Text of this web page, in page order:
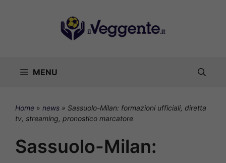
MENU
Home » news » Sassuolo-Milan: formazioni ufficiali, diretta
tv, streaming, pronostico marcatore
Sassuolo-Milan: